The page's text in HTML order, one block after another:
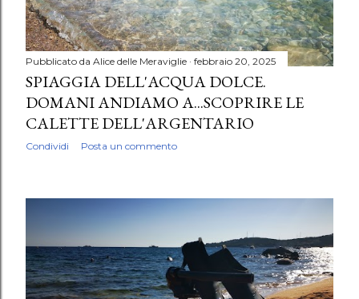
Pubblicato da Alice delle Meraviglie febbraio 20, 2025
SPIAGGIA DELL'ACQUA DOLCE.
DOMANI ANDIAMO A...SCOPRIRE LE
CALETTE DELL'ARGENTARIO
Condividi Posta un commento